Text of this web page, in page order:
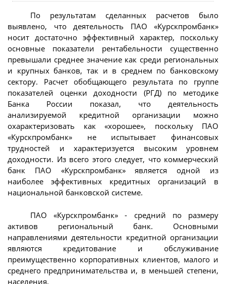
По результатам сделанных расчетов было
выявлено, что деятельность ПАО «Курскпромбанк»
носит достаточно эффективный характер, поскольку
основные показатели рентабельности существенно
превышали среднее значение как среди региональных
и крупных банков, так и в среднем по банковскому
сектору. Расчет обобщающего результата по группе
показателей оценки доходности (РГД) по методике
Банка России показал, что деятельность
анализируемой кредитной организации можно
охарактеризовать как «хорошее», поскольку ПАО
«Курскпромбанк» не испытывает финансовых
трудностей и характеризуется высоким уровнем
доходности. Из всего этого следует, что коммерческий
банк ПАО «Курскпромбанк» является одной из
наиболее эффективных кредитных организаций в
национальной банковской системе.
ПАО «Курскпромбанк» - средний по размеру
активов региональный банк. Основными
направлениями деятельности кредитной организации
являются кредитование и обслуживание
преимущественно корпоративных клиентов, малого и
среднего предпринимательства и, в меньшей степени,
населения.